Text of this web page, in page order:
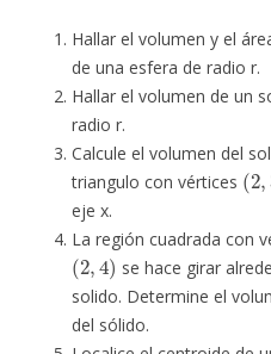
Hallar el volumen y el
de una esfera de radio r.
Hallar el volumen de un
radio r.
Calcule el volumen del
triangulo con vértices
(2,
eje x.
La región cuadrada con
(2 4)
se hace girar
solido. Determine el
del sólido.